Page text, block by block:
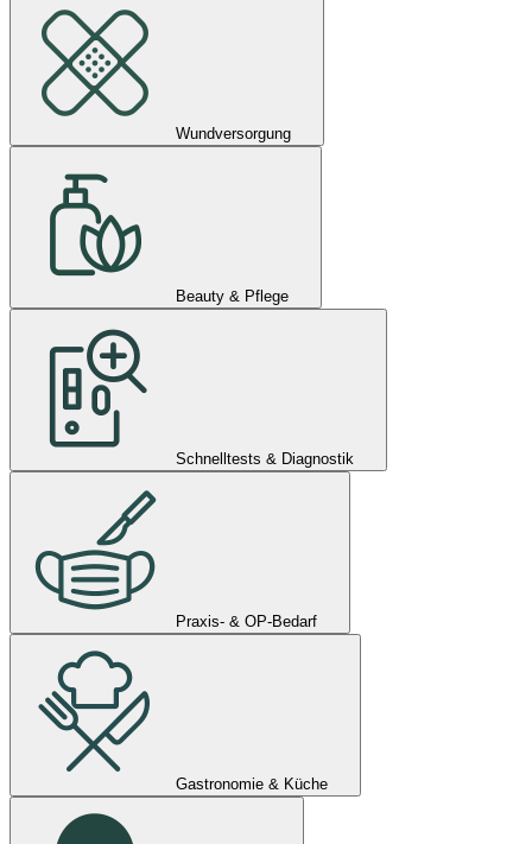
Wundversorgung
Beauty & Pflege
Schnelltests & Diagnostik
Praxis- & OP-Bedarf
Gastronomie & Küche